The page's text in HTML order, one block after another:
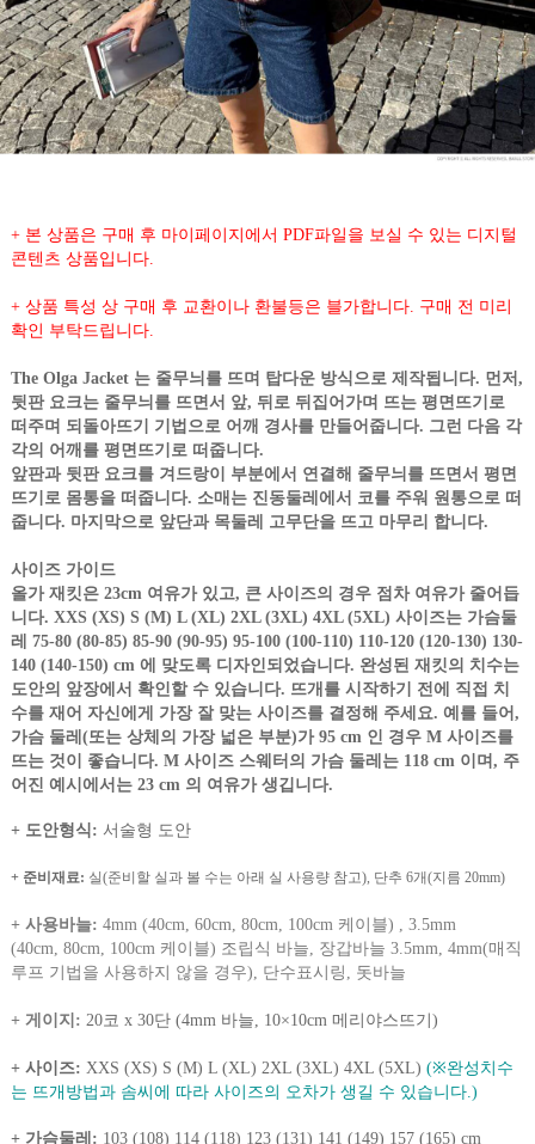
+ 본 상품은 구매 후 마이페이지에서 PDF파일을 보실 수 있는 디지털
콘텐츠 상품입니다.
+ 상품 특성 상 구매 후 교환이나 환불등은 블가합니다. 구매 전 미리
확인 부탁드립니다.
The Olga Jacket 는 줄무늬를 뜨며 탑다운 방식으로 제작됩니다. 먼저,
뒷판 요크는 줄무늬를 뜨면서 앞, 뒤로 뒤집어가며 뜨는 평면뜨기로
떠주며 되돌아뜨기 기법으로 어깨 경사를 만들어줍니다. 그런 다음 각
각의 어깨를 평면뜨기로 떠줍니다.
앞판과 뒷판 요크를 겨드랑이 부분에서 연결해 줄무늬를 뜨면서 평면
뜨기로 몸통을 떠줍니다. 소매는 진동둘레에서 코를 주워 원통으로 떠
줍니다. 마지막으로 앞단과 목둘레 고무단을 뜨고 마무리 합니다.
사이즈 가이드
올가 재킷은 23cm 여유가 있고, 큰 사이즈의 경우 점차 여유가 줄어듭
니다. XXS (XS) S (M) L (XL) 2XL (3XL) 4XL (5XL) 사이즈는 가슴둘
레 75-80 (80-85) 85-90 (90-95) 95-100 (100-110) 110-120 (120-130) 130-
140 (140-150) cm 에 맞도록 디자인되었습니다. 완성된 재킷의 치수는
도안의 앞장에서 확인할 수 있습니다. 뜨개를 시작하기 전에 직접 치
수를 재어 자신에게 가장 잘 맞는 사이즈를 결정해 주세요. 예를 들어,
가슴 둘레(또는 상체의 가장 넓은 부분)가 95 cm 인 경우 M 사이즈를
뜨는 것이 좋습니다. M 사이즈 스웨터의 가슴 둘레는 118 cm 이며, 주
어진 예시에서는 23 cm 의 여유가 생깁니다.
+ 도안형식: 서술형 도안
+ 준비재료: 실(준비할 실과 볼 수는 아래 실 사용량 참고), 단추 6개(지름 20mm)
+ 사용바늘: 4mm (40cm, 60cm, 80cm, 100cm 케이블) , 3.5mm
(40cm, 80cm, 100cm 케이블) 조립식 바늘, 장갑바늘 3.5mm, 4mm(매직
루프 기법을 사용하지 않을 경우), 단수표시링, 돗바늘
+ 게이지 : 20코 x 30단 (4mm 바늘, 10×10cm 메리야스뜨기)
+ 사이즈: XXS (XS) S (M) L (XL) 2XL (3XL) 4XL (5XL) (※완성치수
는 뜨개방법과 솜씨에 따라 사이즈의 오차가 생길 수 있습니다.)
+ 가슴둘레: 103 (108) 114 (118) 123 (131) 141 (149) 157 (165) cm